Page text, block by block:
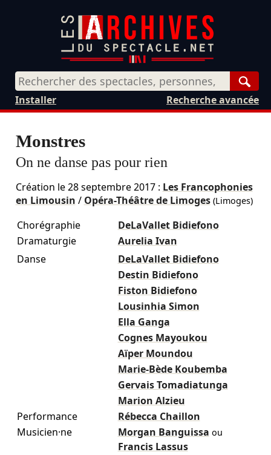
Recherche avancée
Installer
Monstres
On ne danse pas pour rien
Création le28 septembre 2017: Les Francophonies
en Limousin / Opéra-Théâtre de Limoges(Limoges)
Chorégraphie
DeLaVallet Bidiefono
Dramaturgie
Aurelia Ivan
Danse
DeLaVallet Bidiefono
Destin Bidiefono
Fiston Bidiefono
Lousinhia Simon
Ella Ganga
Cognes Mayoukou
Aïper Moundou
Marie-Bède Koubemba
Gervais Tomadiatunga
Marion Alzieu
Performance
Rébecca Chaillon
Musicien·ne
Morgan Banguissa ou
Francis Lassus